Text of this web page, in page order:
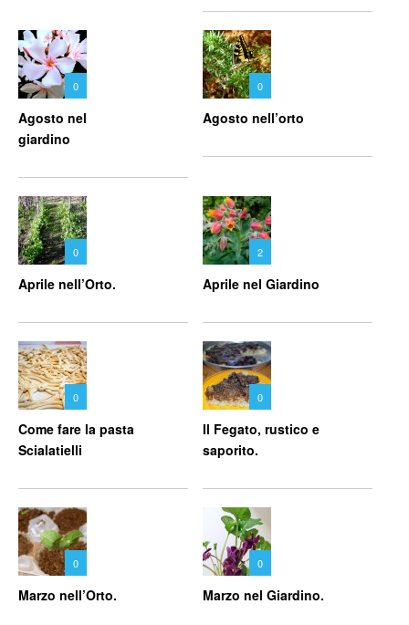
0
Agosto nel
giardino
0
Agosto nell’orto
0
Aprile nell’Orto.
2
Aprile nel Giardino
0
Come fare la pasta
Scialatielli
0
Il Fegato, rustico e
saporito.
0
Marzo nell’Orto.
0
Marzo nel Giardino.